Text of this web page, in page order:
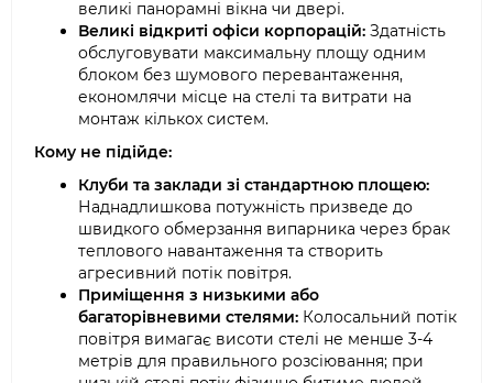
великі панорамні вікна чи двері.
Великі відкриті офіси корпорацій: Здатність
обслуговувати максимальну площу одним
блоком без шумового перевантаження,
економлячи місце на стелі та витрати на
монтаж кількох систем.
Кому не підійде:
Клуби та заклади зі стандартною площею:
Наднадлишкова потужність призведе до
швидкого обмерзання випарника через брак
теплового навантаження та створить
агресивний потік повітря.
Приміщення з низькими або
багаторівневими стелями: Колосальний потік
повітря вимагає висоти стелі не менше 3-4
метрів для правильного розсіювання; при